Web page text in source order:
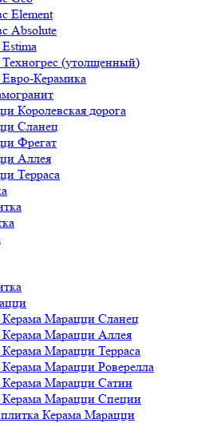
Element
Absolute
(утолщенный)
Керамика
Королевская дорога
Сланец
Фрегат
Аллея
Терраса
Керама Марацци Сланец
Керама Марацци Аллея
Марацци Терраса
Марацци Роверелла
Керама Марацци Сатин
Керама Марацци Специи
Керама Марацци